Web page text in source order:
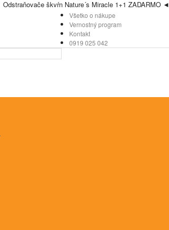
škvŕn Nature´s Miracle 1+1 ZADARMO ◄
Všetko o nákupe
Vernostný program
Kontakt
0919 025 042